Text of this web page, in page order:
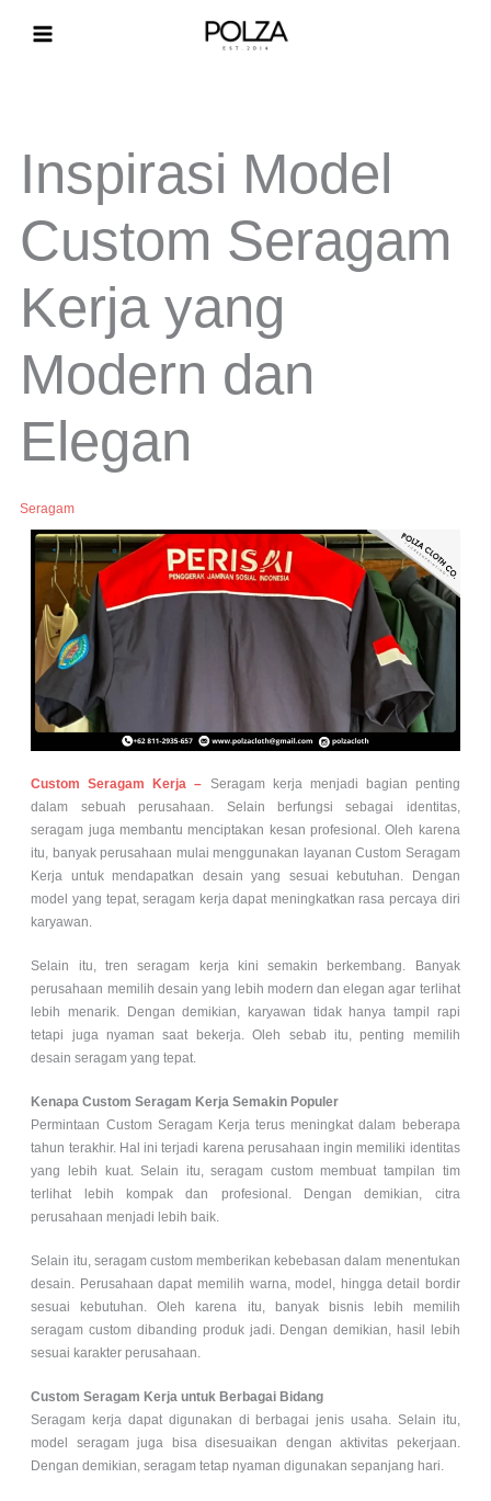
Inspirasi Model
Custom Seragam
Kerja yang
Modern dan
Elegan
Seragam
Custom Seragam Kerja – Seragam kerja menjadi bagian penting
dalam sebuah perusahaan. Selain berfungsi sebagai identitas,
seragam juga membantu menciptakan kesan profesional. Oleh karena
itu, banyak perusahaan mulai menggunakan layanan Custom Seragam
Kerja untuk mendapatkan desain yang sesuai kebutuhan. Dengan
model yang tepat, seragam kerja dapat meningkatkan rasa percaya diri
karyawan.
Selain itu, tren seragam kerja kini semakin berkembang. Banyak
perusahaan memilih desain yang lebih modern dan elegan agar terlihat
lebih menarik. Dengan demikian, karyawan tidak hanya tampil rapi
tetapi juga nyaman saat bekerja. Oleh sebab itu, penting memilih
desain seragam yang tepat.
Kenapa Custom Seragam Kerja Semakin Populer
Permintaan Custom Seragam Kerja terus meningkat dalam beberapa
tahun terakhir. Hal ini terjadi karena perusahaan ingin memiliki identitas
yang lebih kuat. Selain itu, seragam custom membuat tampilan tim
terlihat lebih kompak dan profesional. Dengan demikian, citra
perusahaan menjadi lebih baik.
Selain itu, seragam custom memberikan kebebasan dalam menentukan
desain. Perusahaan dapat memilih warna, model, hingga detail bordir
sesuai kebutuhan. Oleh karena itu, banyak bisnis lebih memilih
seragam custom dibanding produk jadi. Dengan demikian, hasil lebih
sesuai karakter perusahaan.
Custom Seragam Kerja untuk Berbagai Bidang
Seragam kerja dapat digunakan di berbagai jenis usaha. Selain itu,
model seragam juga bisa disesuaikan dengan aktivitas pekerjaan.
Dengan demikian, seragam tetap nyaman digunakan sepanjang hari.